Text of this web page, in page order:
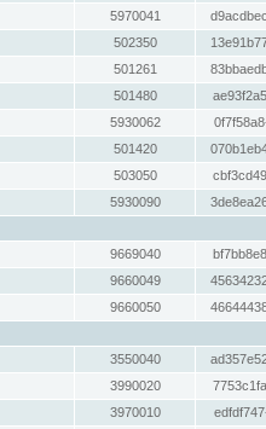
5970041
502350
501261
501480
5930062
501420
503050
5930090
9669040
9660049
9660050
3550040
3990020
3970010